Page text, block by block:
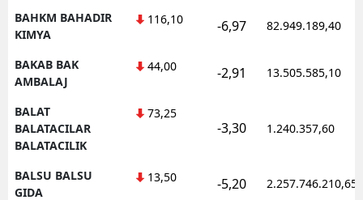
BAHKM BAHADIR
KIMYA
116,10 -6,97 82.949.189,40
BAKAB BAK
AMBALAJ
44,00 -2,91 13.505.585,10
BALAT
BALATACILAR
BALATACILIK
73,25
-3,30 1.240.357,60
BALSU BALSU
GIDA
13,50 -5,20 2.257.746.210,65